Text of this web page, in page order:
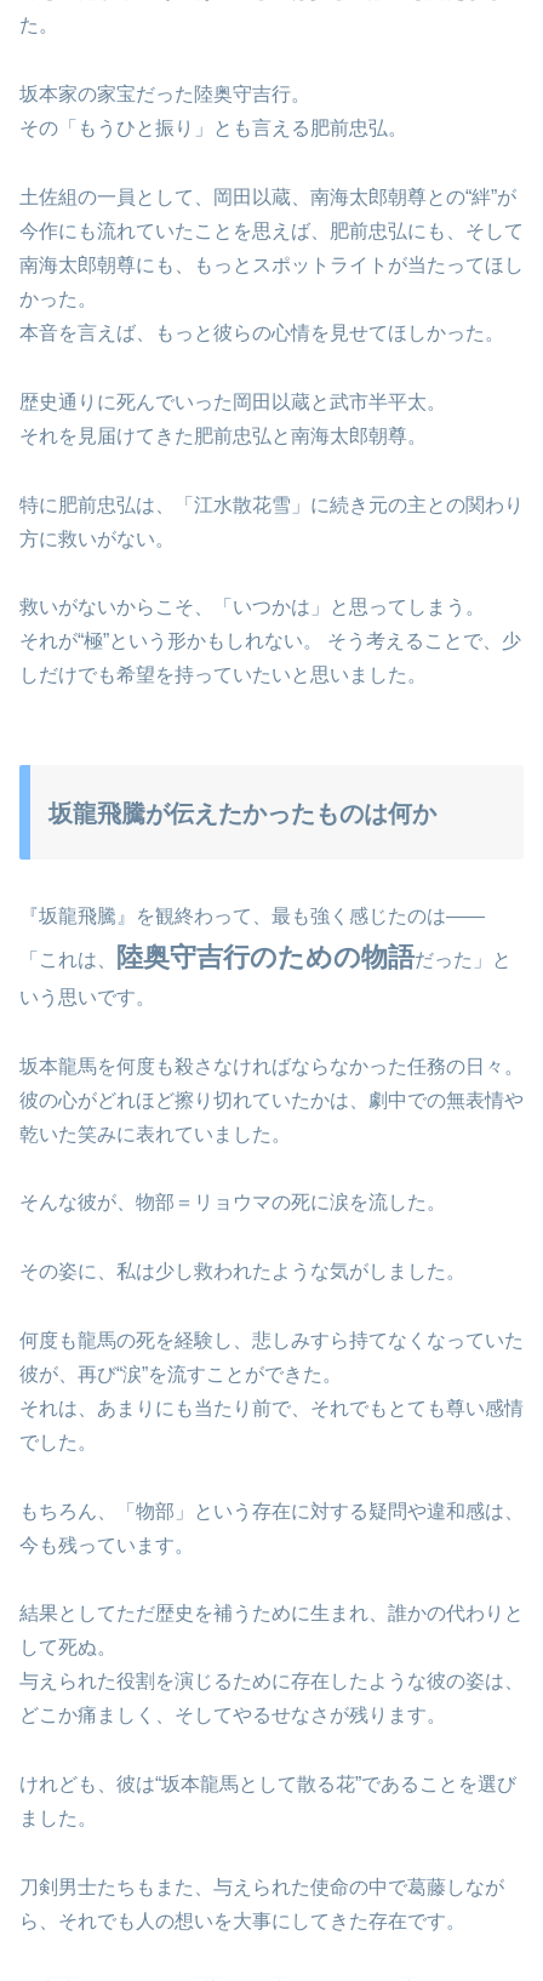
た。
坂本家の家宝だった陸奥守吉行。
その「もうひと振り」とも言える肥前忠弘。
土佐組の一員として、岡田以蔵、南海太郎朝尊との“絆”が
今作にも流れていたことを思えば、肥前忠弘にも、そして
南海太郎朝尊にも、もっとスポットライトが当たってほし
かった。
本音を言えば、もっと彼らの心情を見せてほしかった。
歴史通りに死んでいった岡田以蔵と武市半平太。
それを見届けてきた肥前忠弘と南海太郎朝尊。
特に肥前忠弘は、「江水散花雪」に続き元の主との関わり
方に救いがない。
救いがないからこそ、「いつかは」と思ってしまう。
それが“極”という形かもしれない。 そう考えることで、少
しだけでも希望を持っていたいと思いました。
坂龍飛騰が伝えたかったものは何か
『坂龍飛騰』を観終わって、最も強く感じたのは――
「これは、 陸奥守吉行のための物語だった」と
いう思いです。
坂本龍馬を何度も殺さなければならなかった任務の日々。
彼の心がどれほど擦り切れていたかは、劇中での無表情や
乾いた笑みに表れていました。
そんな彼が、物部＝リョウマの死に涙を流した。
その姿に、私は少し救われたような気がしました。
何度も龍馬の死を経験し、悲しみすら持てなくなっていた
彼が、再び“涙”を流すことができた。
それは、あまりにも当たり前で、それでもとても尊い感情
でした。
もちろん、「物部」という存在に対する疑問や違和感は、
今も残っています。
結果としてただ歴史を補うために生まれ、誰かの代わりと
して死ぬ。
与えられた役割を演じるために存在したような彼の姿は、
どこか痛ましく、そしてやるせなさが残ります。
けれども、彼は“坂本龍馬として散る花”であることを選び
ました。
刀剣男士たちもまた、与えられた使命の中で葛藤しなが
ら、それでも人の想いを大事にしてきた存在です。